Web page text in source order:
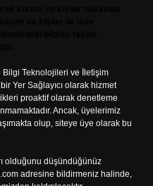
Bilgi Teknolojileri ve İletişim
Yer Sağlayıcı olarak hizmet
proaktif olarak denetleme
Ancak, üyelerimiz
olup, siteye üye olarak bu
olduğunu düşündüğünüz
adresine bildirmeniz halinde,